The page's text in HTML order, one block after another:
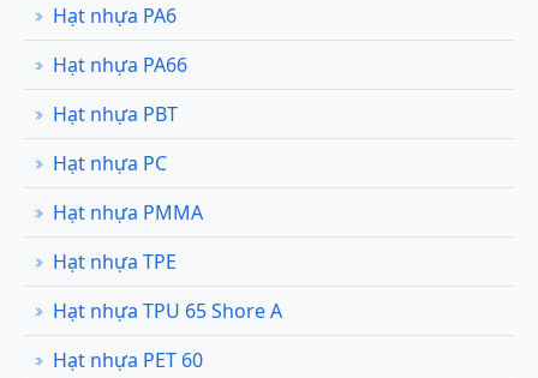
Hạt nhựa PA6
Hạt nhựa PA66
Hạt nhựa PBT
Hạt nhựa PC
Hạt nhựa PMMA
Hạt nhựa TPE
Hạt nhựa TPU 65 Shore A
Hạt nhựa PET 60